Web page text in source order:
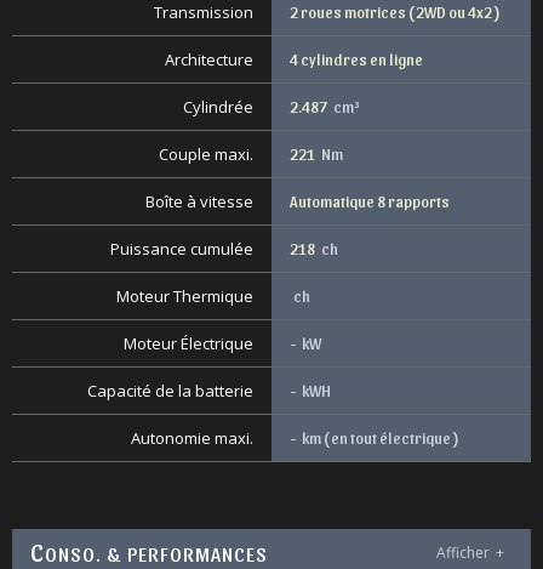
Transmission 2 roues motrices ( 2WD ou 4x2 )
Architecture 4 cylindres en ligne
Cylindrée 2.487 cm³
Couple maxi. 221 Nm
Boîte à vitesse Automatique 8 rapports
Puissance cumulée 218 ch
Moteur Thermique ch
Moteur Électrique - kW
Capacité de la batterie - kWH
Autonomie maxi. - km ( en tout électrique )
CONSO. & PERFORMANCES Afficher +